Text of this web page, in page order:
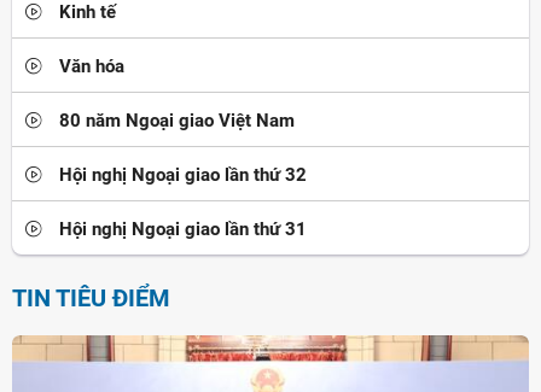
Kinh tế
Văn hóa
80 năm Ngoại giao Việt Nam
Hội nghị Ngoại giao lần thứ 32
Hội nghị Ngoại giao lần thứ 31
TIN TIÊU ĐIỂM